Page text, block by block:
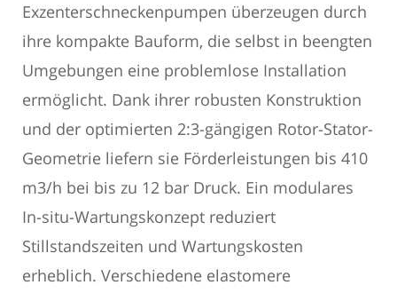
Exzenterschneckenpumpen überzeugen durch
ihre kompakte Bauform, die selbst in beengten
Umgebungen eine problemlose Installation
ermöglicht. Dank ihrer robusten Konstruktion
und der optimierten 2:3-gängigen Rotor-Stator-
Geometrie liefern sie Förderleistungen bis 410
m3/h bei bis zu 12 bar Druck. Ein modulares
In-situ-Wartungskonzept reduziert
Stillstandszeiten und Wartungskosten
erheblich. Verschiedene elastomere